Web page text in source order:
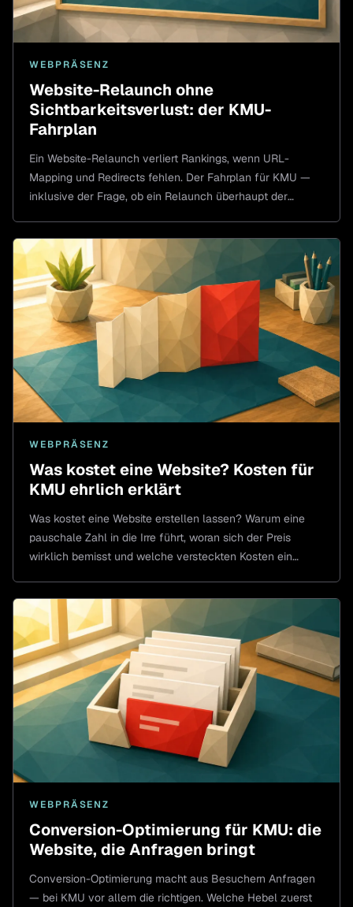
WEBPRÄSENZ
Website-Relaunch ohne
Sichtbarkeitsverlust: der KMU-
Fahrplan
Ein Website-Relaunch verliert Rankings, wenn URL-
Mapping und Redirects fehlen. Der Fahrplan für KMU —
inklusive der Frage, ob ein Relaunch überhaupt der
WEBPRÄSENZ
Was kostet eine Website? Kosten für
KMU ehrlich erklärt
Was kostet eine Website erstellen lassen? Warum eine
pauschale Zahl in die Irre führt, woran sich der Preis
wirklich bemisst und welche versteckten Kosten ein
WEBPRÄSENZ
Conversion-Optimierung für KMU: die
Website, die Anfragen bringt
Conversion-Optimierung macht aus Besuchern Anfragen
— bei KMU vor allem die richtigen. Welche Hebel zuerst